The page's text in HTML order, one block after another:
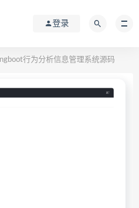
登录
行为分析信息管理系统源码